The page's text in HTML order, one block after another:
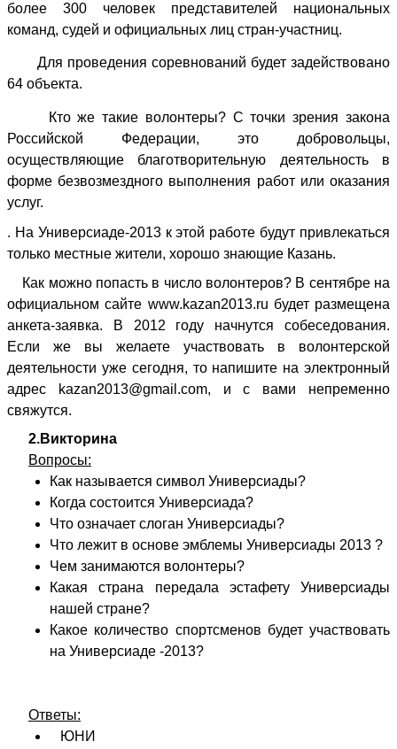
более 300 человек представителей национальных
команд, судей и официальных лиц стран-участниц.
Для проведения соревнований будет задействовано
64 объекта.
Кто же такие волонтеры? С точки зрения закона
Российской Федерации, это добровольцы,
осуществляющие благотворительную деятельность в
форме безвозмездного выполнения работ или оказания
услуг.
. На Универсиаде-2013 к этой работе будут привлекаться
только местные жители, хорошо знающие Казань.
Как можно попасть в число волонтеров? В сентябре на
официальном сайте www.kazan2013.ru будет размещена
анкета-заявка. В 2012 году начнутся собеседования.
Если же вы желаете участвовать в волонтерской
деятельности уже сегодня, то напишите на электронный
адрес kazan2013@gmail.com, и с вами непременно
свяжутся.
2.Викторина
Вопросы:
Как называется символ Универсиады?
Когда состоится Универсиада?
Что означает слоган Универсиады?
Что лежит в основе эмблемы Универсиады 2013 ?
Чем занимаются волонтеры?
Какая страна передала эстафету Универсиады
нашей стране?
Какое количество спортсменов будет участвовать
на Универсиаде -2013?
Ответы:
ЮНИ